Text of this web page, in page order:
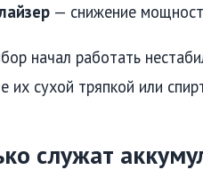
— снижение
начал работать
их сухой тряпкой или
служат